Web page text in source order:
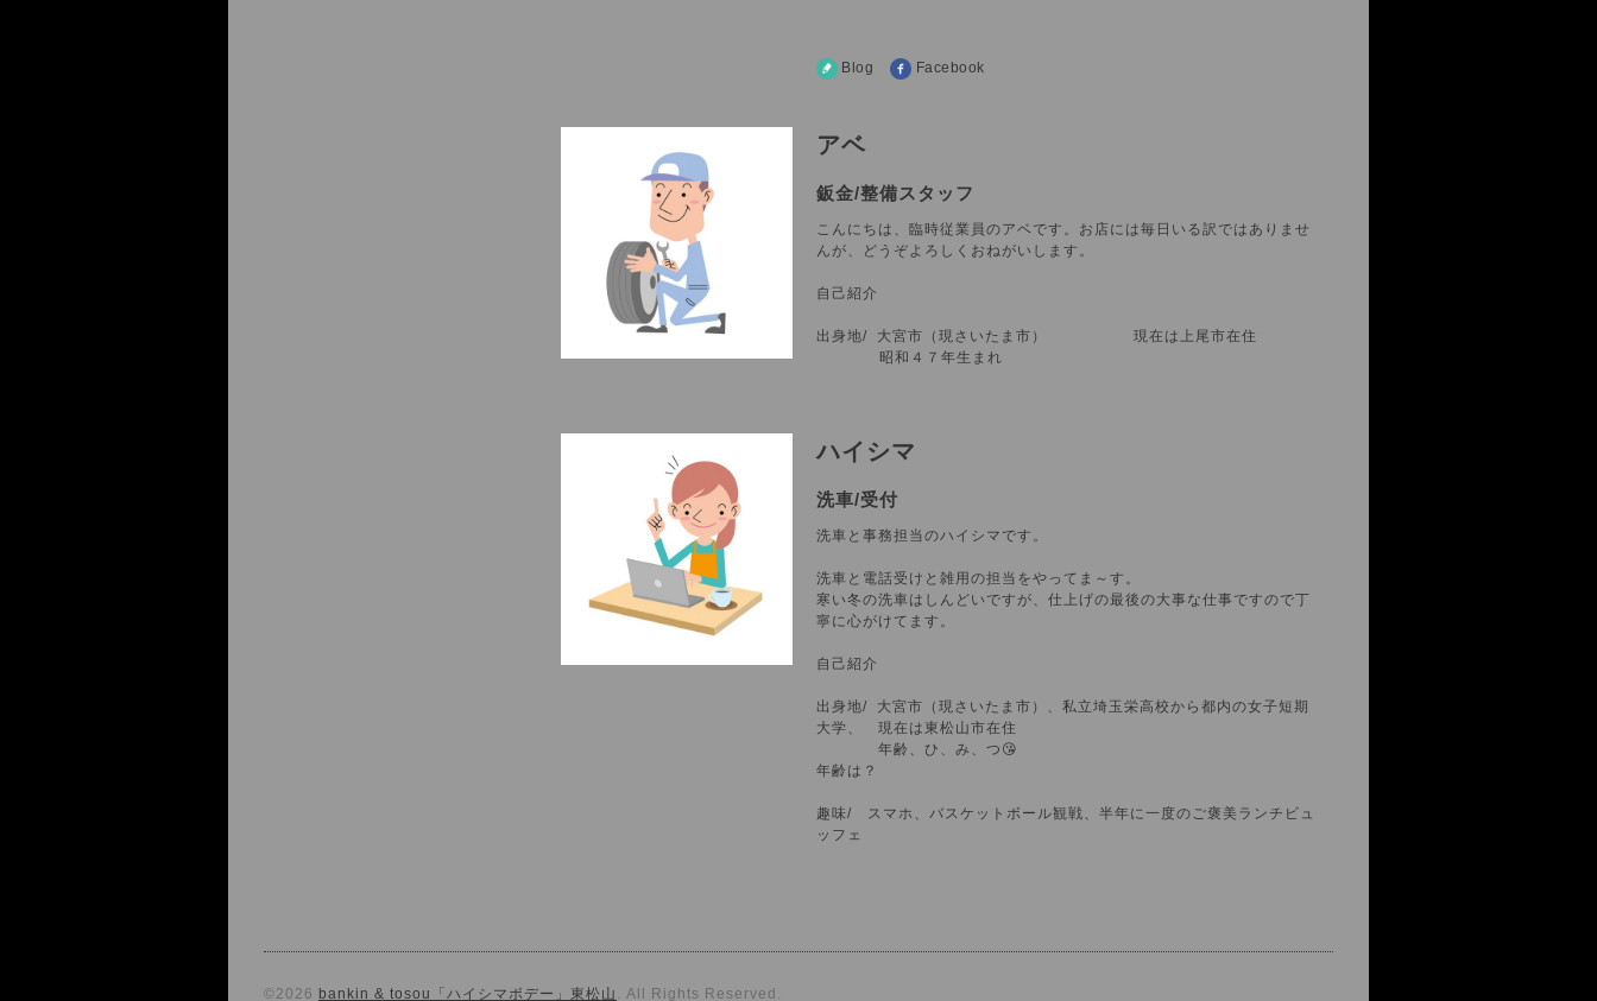
Blog Facebook
アベ
鈑金/整備スタッフ
こんにちは、臨時従業員のアベです。お店には毎日いる訳ではありませ
んが、どうぞよろしくおねがいします。
自己紹介
出身地/ 大宮市（現さいたま市） 現在は上尾市在住
昭和４７年生まれ
ハイシマ
洗車/受付
洗車と事務担当のハイシマです。
洗車と電話受けと雑用の担当をやってま～す。
寒い冬の洗車はしんどいですが、仕上げの最後の大事な仕事ですので丁
寧に心がけてます。
自己紹介
出身地/ 大宮市（現さいたま市）、私立埼玉栄高校から都内の女子短期
大学、 現在は東松山市在住
年齢、ひ、み、つ😘
年齢は？
趣味/ スマホ、バスケットボール観戦、半年に一度のご褒美ランチビュ
ッフェ
©2026 bankin & tosou「ハイシマボデー」東松山 . All Rights Reserved.